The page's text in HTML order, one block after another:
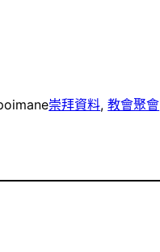
崇拜資料, 教會聚會